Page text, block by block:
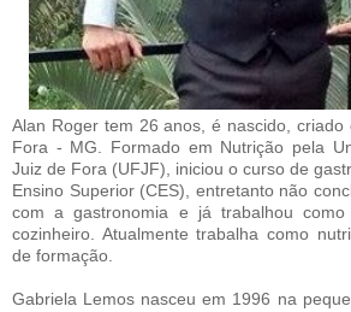
Alan Roger tem 26 anos, é nascido, criado
Fora - MG. Formado em Nutrição pela
Juiz de Fora (UFJF), iniciou o curso de
Ensino Superior (CES), entretanto não
com a gastronomia e já trabalhou
cozinheiro. Atualmente trabalha como
de formação.
Gabriela Lemos nasceu em 1996 na